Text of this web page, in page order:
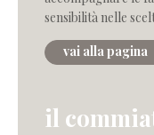
sensibilità nelle
vai alla pagina
il